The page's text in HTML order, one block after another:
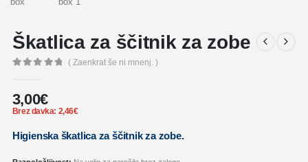
Škatlica za ščitnik za zobe
( Zaenkrat še ni mnenj. )
3,00€
Brez davka: 2,46€
Higienska škatlica za ščitnik za zobe.